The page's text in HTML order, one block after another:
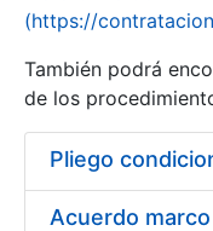
(https://
También podrá
de los